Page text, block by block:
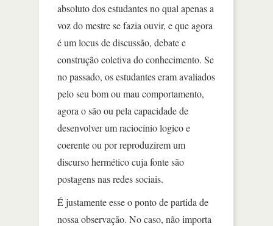
absoluto dos estudantes no qual apenas a
voz do mestre se fazia ouvir, e que agora
é um locus de discussão, debate e
construção coletiva do conhecimento. Se
no passado, os estudantes eram avaliados
pelo seu bom ou mau comportamento,
agora o são ou pela capacidade de
desenvolver um raciocínio logico e
coerente ou por reproduzirem um
discurso hermético cuja fonte são
postagens nas redes sociais.
É justamente esse o ponto de partida de
nossa observação. No caso, não importa